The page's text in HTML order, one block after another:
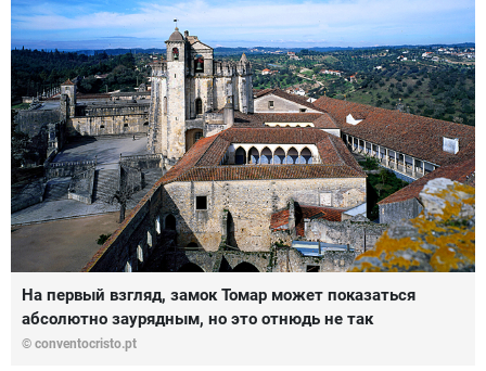
На первый взгляд, замок Томар может показаться
абсолютно заурядным, но это отнюдь не так
© conventocristo.pt